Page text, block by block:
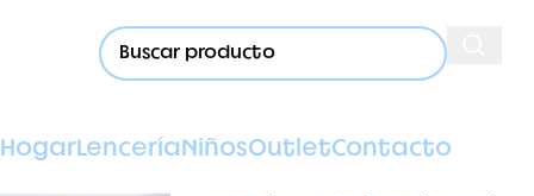
HogarLenceríaNiñosOutletContacto